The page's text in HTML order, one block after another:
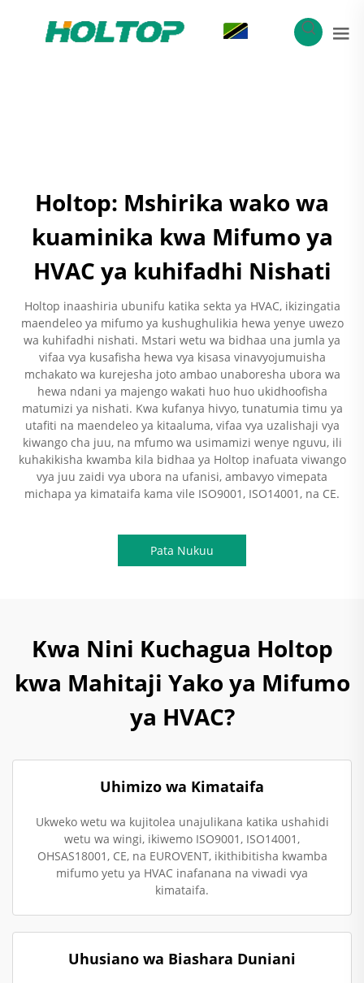
Holtop: Mshirika wako wa
kuaminika kwa Mifumo ya
HVAC ya kuhifadhi Nishati
Holtop inaashiria ubunifu katika sekta ya HVAC, ikizingatia
maendeleo ya mifumo ya kushughulikia hewa yenye uwezo
wa kuhifadhi nishati. Mstari wetu wa bidhaa una jumla ya
vifaa vya kusafisha hewa vya kisasa vinavyojumuisha
mchakato wa kurejesha joto ambao unaboresha ubora wa
hewa ndani ya majengo wakati huo huo ukidhoofisha
matumizi ya nishati. Kwa kufanya hivyo, tunatumia timu ya
utafiti na maendeleo ya kitaaluma, vifaa vya uzalishaji vya
kiwango cha juu, na mfumo wa usimamizi wenye nguvu, ili
kuhakikisha kwamba kila bidhaa ya Holtop inafuata viwango
vya juu zaidi vya ubora na ufanisi, ambavyo vimepata
michapa ya kimataifa kama vile ISO9001, ISO14001, na CE.
Pata Nukuu
Kwa Nini Kuchagua Holtop
kwa Mahitaji Yako ya Mifumo
ya HVAC?
Uhimizo wa Kimataifa
Ukweko wetu wa kujitolea unajulikana katika ushahidi
wetu wa wingi, ikiwemo ISO9001, ISO14001,
OHSAS18001, CE, na EUROVENT, ikithibitisha kwamba
mifumo yetu ya HVAC inafanana na viwadi vya
kimataifa.
Uhusiano wa Biashara Duniani